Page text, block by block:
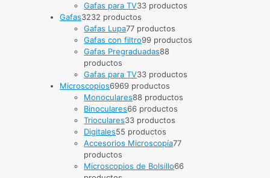
Gafas para TV33 productos
Gafas3232 productos
Gafas Lupa77 productos
Gafas con filtro99 productos
Gafas Pregraduadas88
productos
Gafas para TV33 productos
Microscopios6969 productos
Monoculares88 productos
Binoculares66 productos
Trioculares33 productos
Digitales55 productos
Accesorios Microscopía77
productos
Microscopios de Bolsillo66